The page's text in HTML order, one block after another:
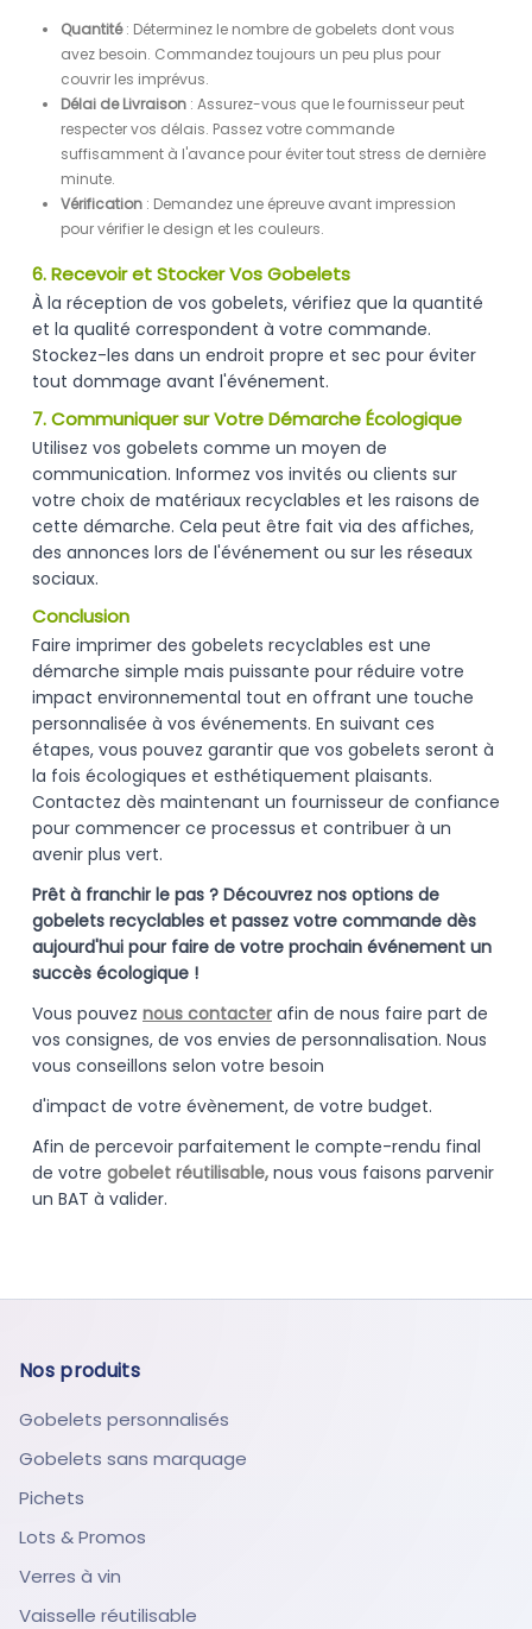
Quantité: Déterminez le nombre de gobelets dont vous
avez besoin. Commandez toujours un peu plus pour
couvrir les imprévus.
Délai de Livraison : Assurez-vous que le fournisseur peut
respecter vos délais. Passez votre commande
suffisamment à l'avance pour éviter tout stress de dernière
minute.
Vérification : Demandez une épreuve avant impression
pour vérifier le design et les couleurs.
6. Recevoir et Stocker Vos Gobelets
À la réception de vos gobelets, vérifiez que la quantité
et la qualité correspondent à votre commande.
Stockez-les dans un endroit propre et sec pour éviter
tout dommage avant l'événement.
7. Communiquer sur Votre Démarche Écologique
Utilisez vos gobelets comme un moyen de
communication. Informez vos invités ou clients sur
votre choix de matériaux recyclables et les raisons de
cette démarche. Cela peut être fait via des affiches,
des annonces lors de l'événement ou sur les réseaux
sociaux.
Conclusion
Faire imprimer des gobelets recyclables est une
démarche simple mais puissante pour réduire votre
impact environnemental tout en offrant une touche
personnalisée à vos événements. En suivant ces
étapes, vous pouvez garantir que vos gobelets seront à
la fois écologiques et esthétiquement plaisants.
Contactez dès maintenant un fournisseur de confiance
pour commencer ce processus et contribuer à un
avenir plus vert.
Prêt à franchir le pas ? Découvrez nos options de
gobelets recyclables et passez votre commande dès
aujourd'hui pour faire de votre prochain événement un
succès écologique !
Vous pouvez nous contacter afin de nous faire part de
vos consignes, de vos envies de personnalisation. Nous
vous conseillons selon votre besoin
d'impact de votre évènement, de votre budget.
Afin de percevoir parfaitement le compte-rendu final
de votre gobelet réutilisable, nous vous faisons parvenir
un BAT à valider.
Nos produits
Gobelets personnalisés
Gobelets sans marquage
Pichets
Lots & Promos
Verres à vin
Vaisselle réutilisable